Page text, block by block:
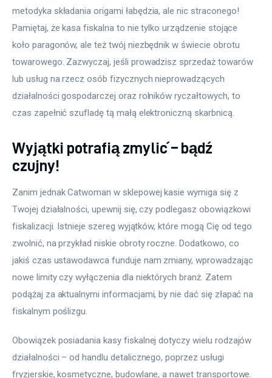
metodyka składania origami łabędzia, ale nic straconego!
Pamiętaj, że kasa fiskalna to nie tylko urządzenie stojące
koło paragonów, ale też twój niezbędnik w świecie obrotu
towarowego. Zazwyczaj, jeśli prowadzisz sprzedaż towarów
lub usług na rzecz osób fizycznych nieprowadzących
działalności gospodarczej oraz rolników ryczałtowych, to
czas zapełnić szufladę tą małą elektroniczną skarbnicą.
Wyjątki potrafią zmylić – bądź
czujny!
Zanim jednak Catwoman w sklepowej kasie wymiga się z
Twojej działalności, upewnij się, czy podlegasz obowiązkowi
fiskalizacji. Istnieje szereg wyjątków, które mogą Cię od tego
zwolnić, na przykład niskie obroty roczne. Dodatkowo, co
jakiś czas ustawodawca funduje nam zmiany, wprowadzając
nowe limity czy wyłączenia dla niektórych branż. Zatem
podążaj za aktualnymi informacjami, by nie dać się złapać na
fiskalnym poślizgu.
Obowiązek posiadania kasy fiskalnej dotyczy wielu rodzajów
działalności – od handlu detalicznego, poprzez usługi
fryzjerskie, kosmetyczne, budowlane, a nawet transportowe.